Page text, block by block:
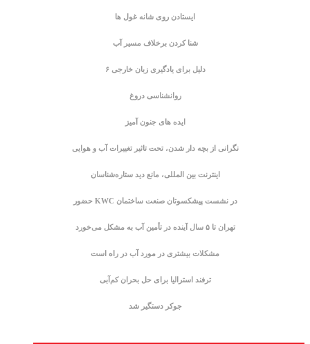
ایستادن روی شانه غول ها
شنا کردن برخلاف مسیر آب
۶ دلیل برای یادگیری زبان خارجی
روانشناسی دروغ
ایده های جنون آمیز
نگرانی از بچه دار شدن، تحت تاثیر تغییرات آب و هوایی
اینترنت بین المللی، مانع دید ستاره‌شناسان
حضور KWC در نشست پیشکسوتان صنعت ساختمان
تهران تا ۵ سال آینده در تأمین آب به مشکل می‌خورد
مشکلات بیشتری در مورد آب در راه است
ترفند استرالیا برای حل بحران کم‌آبی
جوکر دستگیر شد